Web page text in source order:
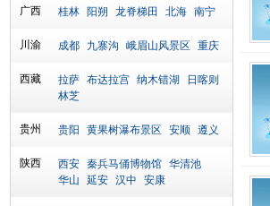
广西 桂林 阳朔 龙脊梯田 北海 南宁
川渝 成都 九寨沟 峨眉山风景区 重庆
西藏 拉萨 布达拉宫 纳木错湖
日喀则
林芝
贵州 贵阳 黄果树瀑布景区 安顺 遵义
陕西 西安 秦兵马俑博物馆 华清池
华山
延安 汉中 安康